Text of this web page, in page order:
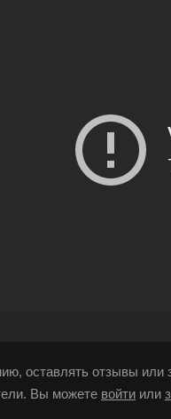
оставлять отзывы или
Вы можете войти или